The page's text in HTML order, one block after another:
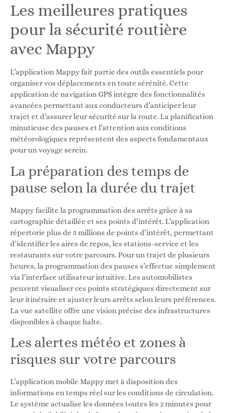
Les meilleures pratiques
pour la sécurité routière
avec Mappy
L’application Mappy fait partie des outils essentiels pour
organiser vos déplacements en toute sérénité. Cette
application de navigation GPS intègre des fonctionnalités
avancées permettant aux conducteurs d’anticiper leur
trajet et d’assurer leur sécurité sur la route. La planification
minutieuse des pauses et l’attention aux conditions
météorologiques représentent des aspects fondamentaux
pour un voyage serein.
La préparation des temps de
pause selon la durée du trajet
Mappy facilite la programmation des arrêts grâce à sa
cartographie détaillée et ses points d’intérêt. L’application
répertorie plus de 5 millions de points d’intérêt, permettant
d’identifier les aires de repos, les stations-service et les
restaurants sur votre parcours. Pour un trajet de plusieurs
heures, la programmation des pauses s’effectue simplement
via l’interface utilisateur intuitive. Les automobilistes
peuvent visualiser ces points stratégiques directement sur
leur itinéraire et ajuster leurs arrêts selon leurs préférences.
La vue satellite offre une vision précise des infrastructures
disponibles à chaque halte.
Les alertes météo et zones à
risques sur votre parcours
L’application mobile Mappy met à disposition des
informations en temps réel sur les conditions de circulation.
Le système actualise les données toutes les 2 minutes pour